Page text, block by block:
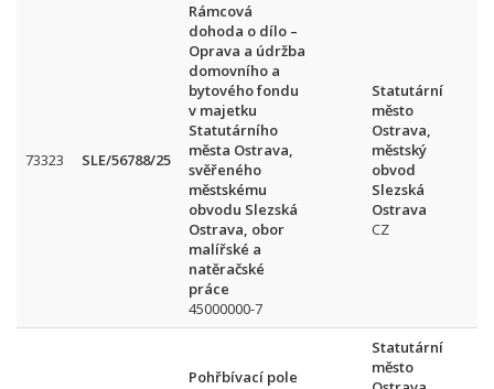
73323 SLE/56788/25
Rámcová
dohoda o dílo –
Oprava a údržba
domovního a
bytového fondu
v majetku
Statutárního
města Ostrava,
svěřeného
městskému
obvodu Slezská
Ostrava, obor
malířské a
natěračské
práce
45000000-7
Statutární
město
Ostrava,
městský
obvod
Slezská
Ostrava
CZ
Pohřbívací pole
Statutární
město